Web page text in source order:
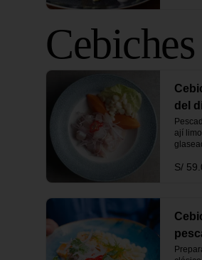
Cebiches
del
ají
S/